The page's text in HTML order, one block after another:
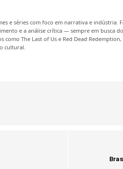
e séries com foco em narrativa e indústria.
e a análise crítica — sempre em busca
como The Last of Us e Red Dead
cultural.